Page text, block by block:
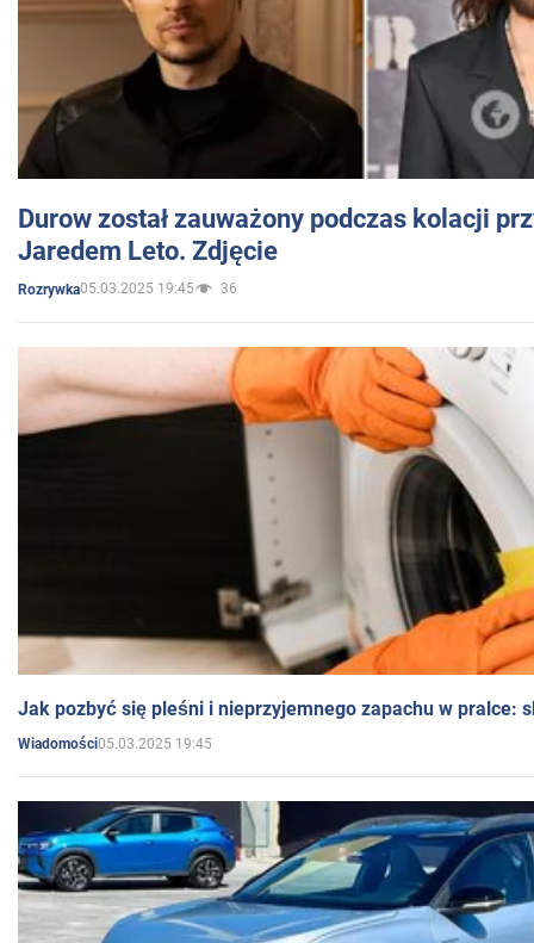
Durow został zauważony podczas kolacji
Jaredem Leto. Zdjęcie
Rozrywka05.03.2025 19:45 36
Jak pozbyć się pleśni i nieprzyjemnego zapachu w pralce:
Wiadomości05.03.2025 19:45